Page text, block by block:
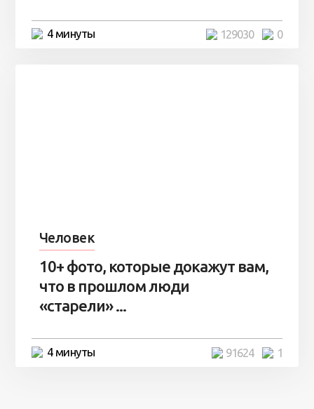
4 минуты 0
129030
Человек
10+ фото, которые докажут вам,
что в прошлом люди
«старели» ...
4 минуты 1
91624